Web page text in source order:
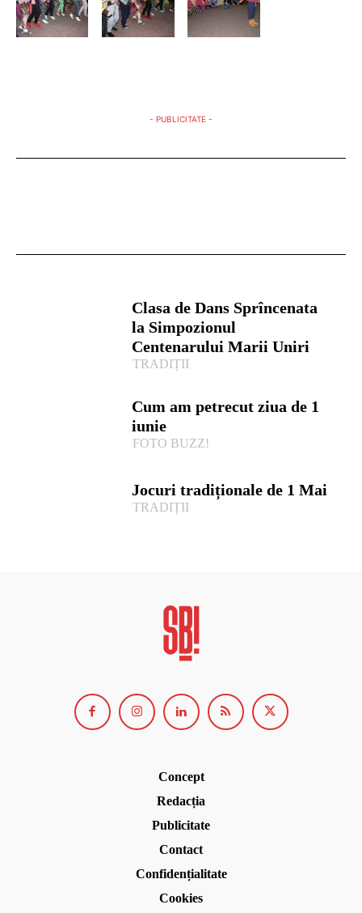
- PUBLICITATE -
Clasa de Dans Sprîncenata
la Simpozionul
Centenarului Marii Uniri
TRADIȚII
Cum am petrecut ziua de 1
iunie
FOTO BUZZ!
Jocuri tradiționale de 1 Mai
TRADIȚII
Concept
Redacția
Publicitate
Contact
Confidențialitate
Cookies